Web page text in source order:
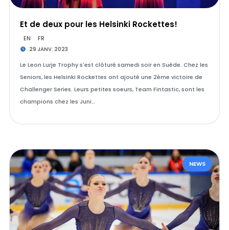
Et de deux pour les Helsinki Rockettes!
EN FR
29 JANV. 2023
Le Leon Lurje Trophy s'est clôturé samedi soir en Suède. Chez les
Seniors, les Helsinki Rockettes ont ajouté une 2ème victoire de
Challenger Series. Leurs petites soeurs, Team Fintastic, sont les
champions chez les Juni…
NEWS